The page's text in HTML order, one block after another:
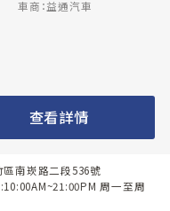
車商：益通汽車
查看詳情
南崁路二段536號
周一至周